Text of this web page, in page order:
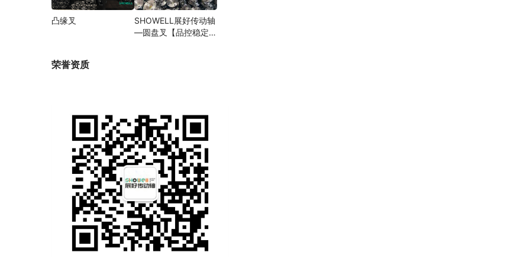
凸缘叉
SHOWELL展好传动轴
—圆盘叉【品控稳定，
荣誉资质